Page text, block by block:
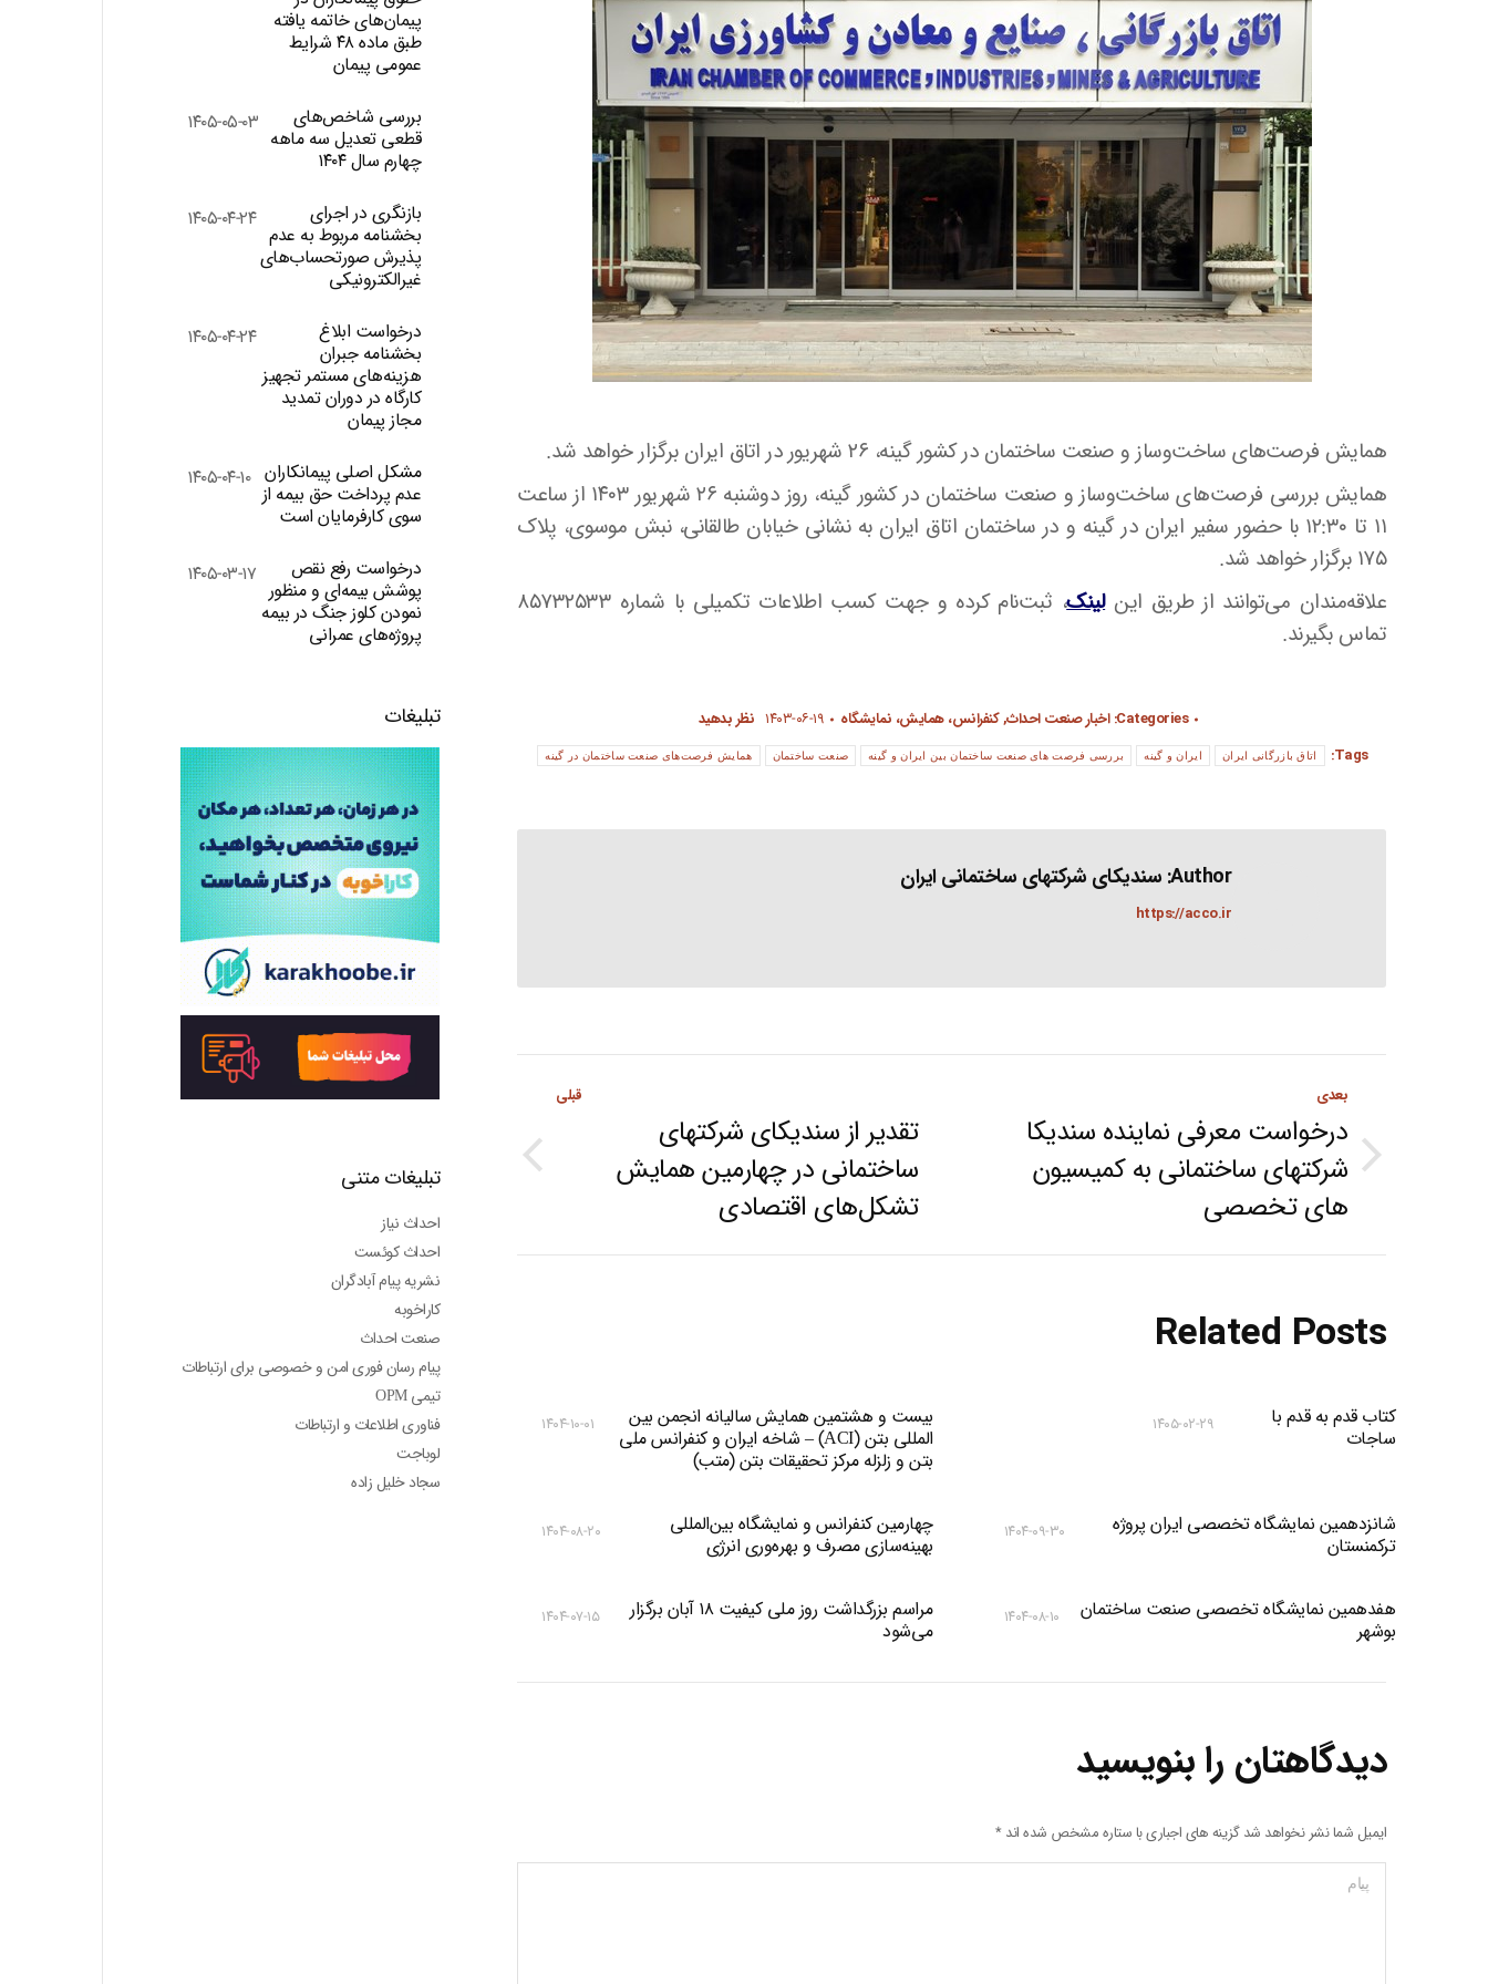
همایش فرصت‌های ساخت‌وساز و صنعت ساختمان در کشور گینه، ۲۶ شهریور در اتاق ایران برگزار خواهد شد.
همایش بررسی فرصت‌های ساخت‌وساز و صنعت ساختمان در کشور گینه، روز دوشنبه ۲۶ شهریور ۱۴۰۳ از ساعت
۱۱ تا ۱۲:۳۰ با حضور سفیر ایران در گینه و در ساختمان اتاق ایران به نشانی خیابان طالقانی، نبش موسوی، پلاک
۱۷۵ برگزار خواهد شد.
علاقه‌مندان می‌توانند از طریق اینلینک
، ثبت‌نام کرده و جهت کسب اطلاعات تکمیلی با شماره ۸۵۷۳۲۵۳۳
تماس بگیرند.
Categories: اخبار صنعت احداث,کنفرانس، همایش، نمایشگاه ۱۴۰۳-۰۶-۱۹ نظر بدهید
Tags:
اتاق بازرگانی ایران ایران و گینه بررسی فرصت های صنعت ساختمان بین ایران و گینه صنعت ساختمان همایش فرصت‌های صنعت ساختمان در گینه
Author: سندیکای شرکتهای ساختمانی ایران
https://acco.ir
Post
navigation
قبلی
Previous
تقدیر از سندیکای شرکتهای
ساختمانی در چهارمین همایش
تشکل‌های اقتصادی
بعدی
Next
post:
درخواست معرفی نماینده سندیکا
شرکتهای ساختمانی به کمیسیون
های تخصصی
Related Posts
کتاب قدم به قدم با
ساجات
۱۴۰۵-۰۲-۲۹
بیست و هشتمین همایش سالیانه انجمن بین
المللی بتن (ACI) – شاخه ایران و کنفرانس ملی
بتن و زلزله مرکز تحقیقات بتن (متب)
۱۴۰۴-۱۰-۰۱
شانزدهمین نمایشگاه تخصصی ایران پروژه
ترکمنستان
۱۴۰۴-۰۹-۳۰
چهارمین کنفرانس و نمایشگاه بین‌المللی
بهینه‌سازی مصرف و بهره‌وری انرژی
۱۴۰۴-۰۸-۲۰
هفدهمین نمایشگاه تخصصی صنعت ساختمان
بوشهر
۱۴۰۴-۰۸-۱۰
مراسم بزرگداشت روز ملی کیفیت ۱۸ آبان برگزار
می‌شود
۱۴۰۴-۰۷-۱۵
دیدگاهتان را بنویسید
ایمیل شما نشر نخواهد شد گزینه های اجباری با ستاره مشخص شده اند*
پیام
پیمان‌های خاتمه یافته
طبق ماده ۴۸ شرایط
عمومی پیمان
بررسی شاخص‌های
قطعی تعدیل سه ماهه
چهارم سال ۱۴۰۴
۱۴۰۵-۰۵-۰۳
بازنگری در اجرای
بخشنامه مربوط به عدم
پذیرش صورتحساب‌های
غیرالکترونیکی
۱۴۰۵-۰۴-۲۴
درخواست ابلاغ
بخشنامه جبران
هزینه‌های مستمر تجهیز
کارگاه در دوران تمدید
مجاز پیمان
۱۴۰۵-۰۴-۲۴
مشکل اصلی پیمانکاران
عدم پرداخت حق بیمه از
سوی کارفرمایان است
۱۴۰۵-۰۴-۱۰
درخواست رفع نقص
پوشش بیمه‌ای و منظور
نمودن کلوز جنگ در بیمه
پروژه‌های عمرانی
۱۴۰۵-۰۳-۱۷
تبلیغات
تبلیغات متنی
احداث نیاز
احداث کوئست
نشریه پیام آبادگران
کاراخوبه
صنعت احداث
پیام رسان فوری امن و خصوصی برای ارتباطات
تیمی OPM
فناوری اطلاعات و ارتباطات
لوباجت
سجاد خلیل زاده